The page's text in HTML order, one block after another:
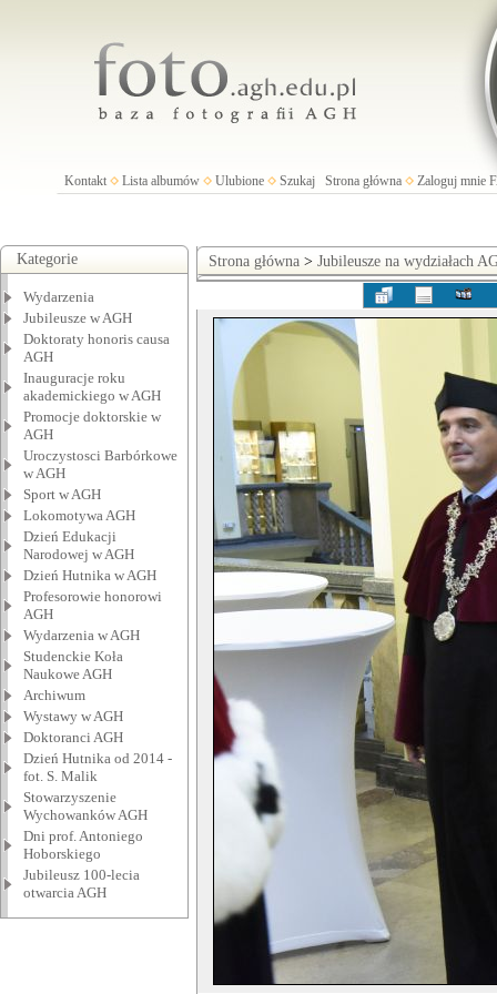
Kontakt Lista albumów Ulubione Szukaj Strona główna Zaloguj mnie
Kategorie
Wydarzenia
Jubileusze w AGH
Doktoraty honoris causa
AGH
Inauguracje roku
akademickiego w AGH
Promocje doktorskie w
AGH
Uroczystosci Barbórkowe
w AGH
Sport w AGH
Lokomotywa AGH
Dzień Edukacji
Narodowej w AGH
Dzień Hutnika w AGH
Profesorowie honorowi
AGH
Wydarzenia w AGH
Studenckie Koła
Naukowe AGH
Archiwum
Wystawy w AGH
Doktoranci AGH
Dzień Hutnika od 2014 -
fot. S. Malik
Stowarzyszenie
Wychowanków AGH
Dni prof. Antoniego
Hoborskiego
Jubileusz 100-lecia
otwarcia AGH
Strona główna > Jubileusze na wydziałach